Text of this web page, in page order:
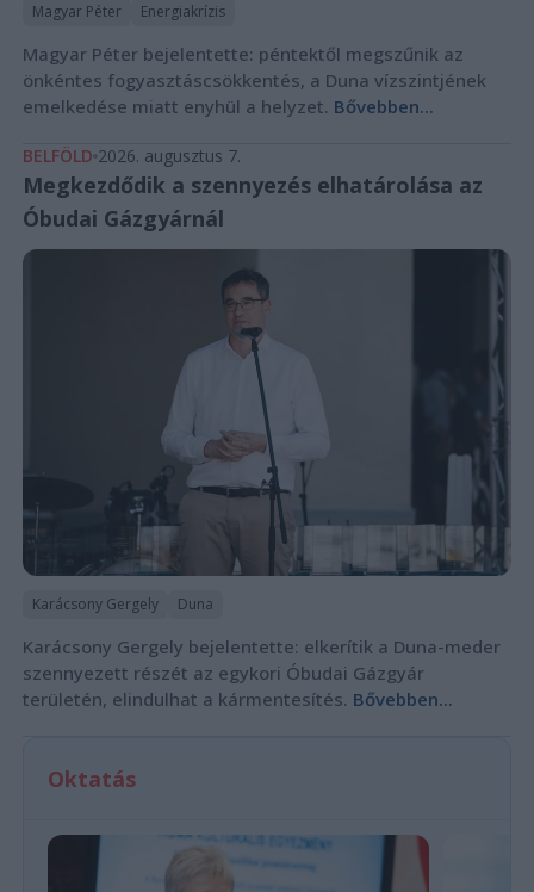
Magyar Péter Energiakrízis
Magyar Péter bejelentette: péntektől megszűnik az
önkéntes fogyasztáscsökkentés, a Duna vízszintjének
emelkedése miatt enyhül a helyzet. Bővebben...
BELFÖLD 2026. augusztus 7.
Megkezdődik a szennyezés elhatárolása az
Óbudai Gázgyárnál
Karácsony Gergely Duna
Karácsony Gergely bejelentette: elkerítik a Duna-meder
szennyezett részét az egykori Óbudai Gázgyár
területén, elindulhat a kármentesítés. Bővebben...
Oktatás